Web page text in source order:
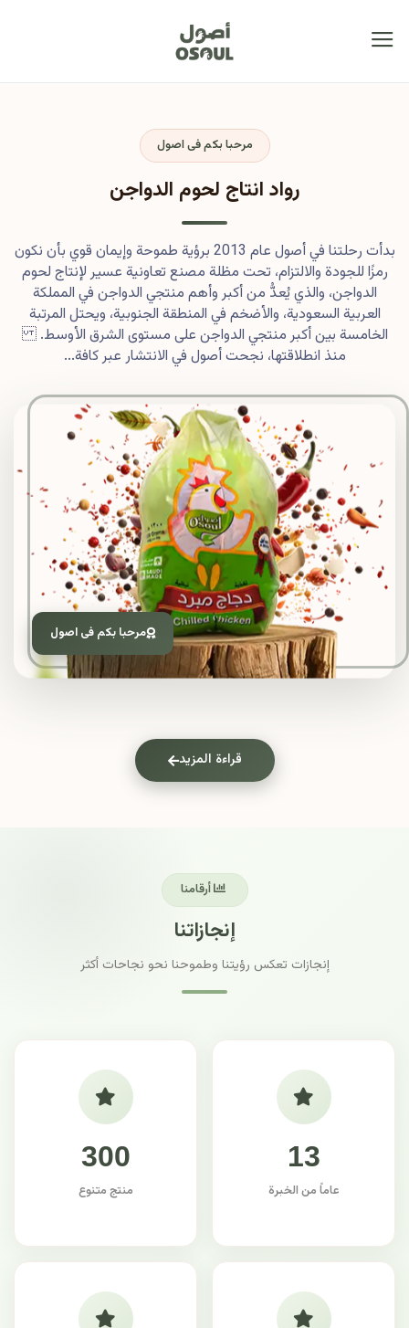
مرحبا بكم فى اصول
مرحبا بكم فى اصول
رواد انتاج لحوم الدواجن
بدأت رحلتنا في أصول عام 2013 برؤية طموحة وإيمان قوي بأن نكون
رمزًا للجودة والالتزام، تحت مظلة مصنع تعاونية عسير لإنتاج لحوم
الدواجن، والذي يُعدُّ من أكبر وأهم منتجي الدواجن في المملكة
العربية السعودية، والأضخم في المنطقة الجنوبية، ويحتل المرتبة
الخامسة بين أكبر منتجي الدواجن على مستوى الشرق الأوسط.
منذ انطلاقتها، نجحت أصول في الانتشار عبر كافة...
قراءة المزيد
أرقامنا
إنجازاتنا
إنجازات تعكس رؤيتنا وطموحنا نحو نجاحات أكثر
13
عاماً من الخبرة
300
منتج متنوع